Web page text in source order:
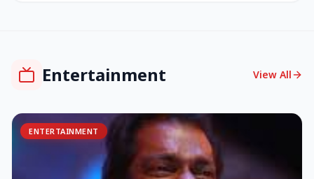
Entertainment View All
ENTERTAINMENT